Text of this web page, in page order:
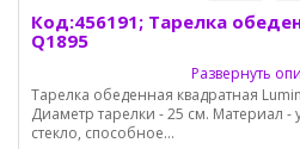
Код:456191; Тарелка
Q1895
Развернуть
Тарелка обеденная квадратная
Диаметр тарелки - 25 см. Материал
стекло, способное...